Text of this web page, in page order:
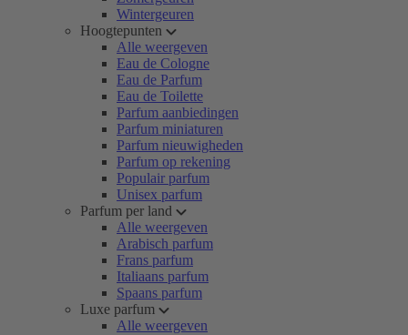
Wintergeuren
Hoogtepunten
Alle weergeven
Eau de Cologne
Eau de Parfum
Eau de Toilette
Parfum aanbiedingen
Parfum miniaturen
Parfum nieuwigheden
Parfum op rekening
Populair parfum
Unisex parfum
Parfum per land
Alle weergeven
Arabisch parfum
Frans parfum
Italiaans parfum
Spaans parfum
Luxe parfum
Alle weergeven